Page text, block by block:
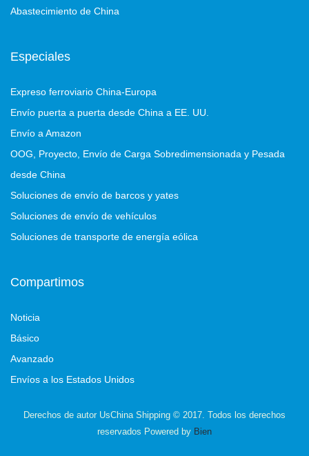
Abastecimiento de China
Especiales
Expreso ferroviario China-Europa
Envío puerta a puerta desde China a EE. UU.
Envío a Amazon
OOG, Proyecto, Envío de Carga Sobredimensionada y Pesada
desde China
Soluciones de envío de barcos y yates
Soluciones de envío de vehículos
Soluciones de transporte de energía eólica
Compartimos
Noticia
Básico
Avanzado
Envíos a los Estados Unidos
Derechos de autor UsChina Shipping © 2017. Todos los derechos
reservados Powered by Bien